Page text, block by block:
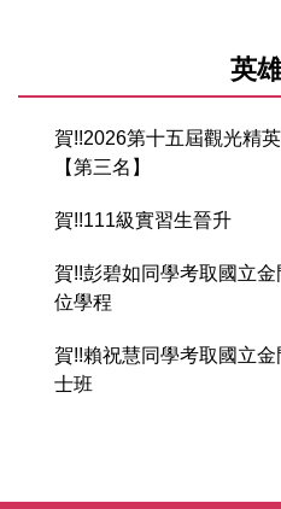
英
賀!!2026第十五屆觀光精
【第三名】
賀!!111級實習生晉升
賀!!彭碧如同學考取國立
位學程
賀!!賴祝慧同學考取國立
士班